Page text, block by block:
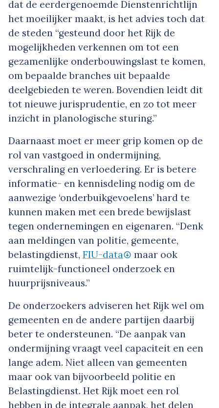
dat de eerdergenoemde Dienstenrichtlijn
het moeilijker maakt, is het advies toch dat
de steden “gesteund door het Rijk de
mogelijkheden verkennen om tot een
gezamenlijke onderbouwingslast te komen,
om bepaalde branches uit bepaalde
deelgebieden te weren. Bovendien leidt dit
tot nieuwe jurisprudentie, en zo tot meer
inzicht in planologische sturing.”
Daarnaast moet er meer grip komen op de
rol van vastgoed in ondermijning,
verschraling en verloedering. Er is betere
informatie- en kennisdeling nodig om de
aanwezige ‘onderbuikgevoelens’ hard te
kunnen maken met een brede bewijslast
tegen ondernemingen en eigenaren. “Denk
aan meldingen van politie, gemeente,
belastingdienst, FIU-data
maar ook
ruimtelijk-functioneel onderzoek en
huurprijsniveaus.”
De onderzoekers adviseren het Rijk wel om
gemeenten en de andere partijen daarbij
beter te ondersteunen. “De aanpak van
ondermijning vraagt veel capaciteit en een
lange adem. Niet alleen van gemeenten
maar ook van bijvoorbeeld politie en
Belastingdienst. Het Rijk moet een rol
hebben in de integrale aanpak, het delen